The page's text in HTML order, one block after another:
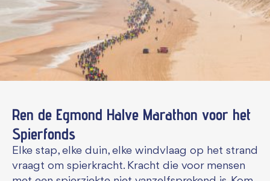
Ren de Egmond Halve Marathon voor het
Spierfonds
Elke stap, elke duin, elke windvlaag op het strand
vraagt om spierkracht. Kracht die voor mensen